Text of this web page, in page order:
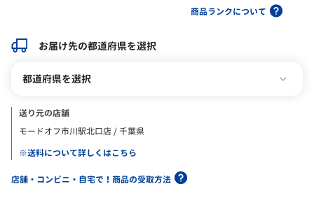
商品ランクについて
お届け先の都道府県を選択
都道府県を選択
送り元の店舗
モードオフ市川駅北口店 / 千葉県
※送料について詳しくはこちら
店舗・コンビニ・自宅で！商品の受取方法